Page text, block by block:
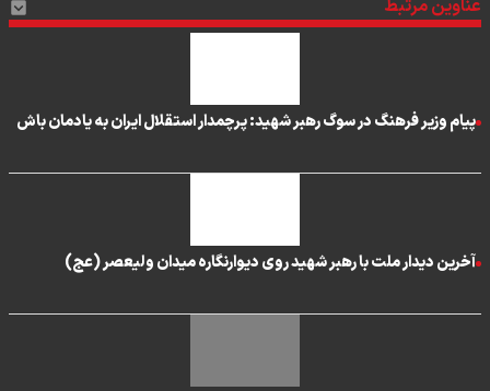
عناوین مرتبط
پیام وزیر فرهنگ در سوگ رهبر شهید: پرچمدار استقلال ایران به یادمان باش
آخرین دیدار ملت با رهبر شهید روی دیوارنگاره میدان ولیعصر (عج)